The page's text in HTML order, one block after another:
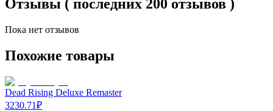
Отзывы ( последних 200 отзывов )
Пока нет отзывов
Похожие товары
Dead Rising Deluxe Remaster
3230.71₽